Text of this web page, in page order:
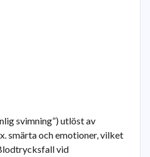
svimning”) utlöst av
smärta och emotioner, vilket
vid